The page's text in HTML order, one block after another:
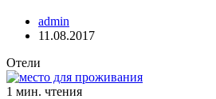
admin
11.08.2017
Отели
1 мин. чтения